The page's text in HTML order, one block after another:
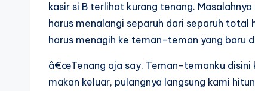
kasir si B terlihat kurang tenang.
harus menalangi separuh dari separuh total
harus menagih ke teman-teman yang baru
â€œTenang aja say. Teman-temanku disini
makan keluar, pulangnya langsung kami